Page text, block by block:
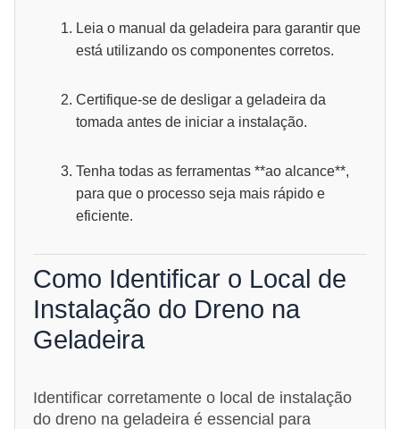
Leia o manual da geladeira para garantir que
está utilizando os componentes corretos.
Certifique-se de desligar a geladeira da
tomada antes de iniciar a instalação.
Tenha todas as ferramentas **ao alcance**,
para que o processo seja mais rápido e
eficiente.
Como Identificar o Local de
Instalação do Dreno na
Geladeira
Identificar corretamente o local de instalação
do dreno na geladeira é essencial para